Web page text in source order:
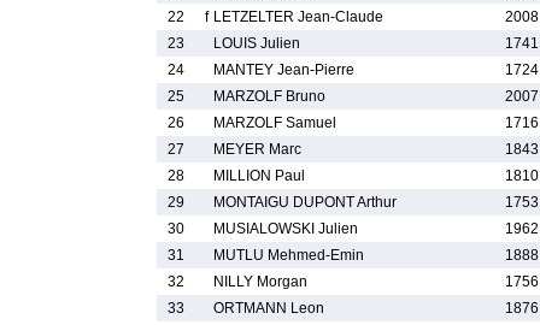
22
f LETZELTER Jean-Claude
23
LOUIS Julien
24
MANTEY Jean-Pierre
25
MARZOLF Bruno
26
MARZOLF Samuel
27
MEYER Marc
28
MILLION Paul
29
MONTAIGU DUPONT Arthur
30
MUSIALOWSKI Julien
31
MUTLU Mehmed-Emin
32
NILLY Morgan
33
ORTMANN Leon